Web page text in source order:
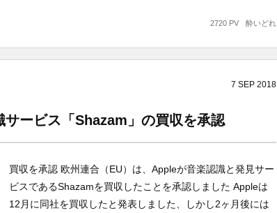
酔いどれ
2720 PV
7 SEP 2018
ービス「Shazam」の買収を承認
買収を承認 欧州連合（EU）は、Appleが音楽認識と発見サー
ビスであるShazamを買収したことを承認しました Appleは
12月に同社を買収したと発表しました、しかし2ヶ月後には